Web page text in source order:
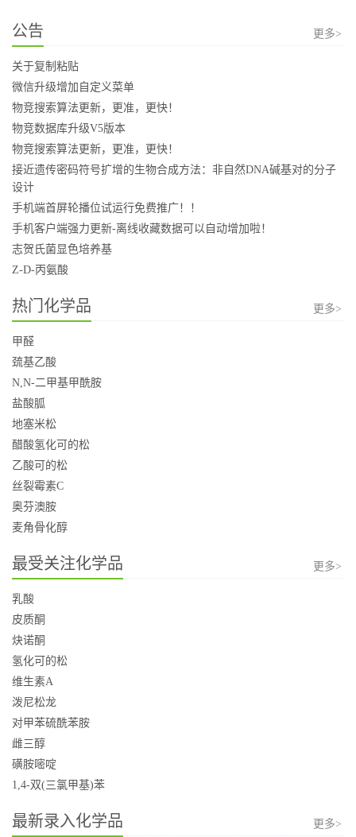
公告 更多>
关于复制粘贴
微信升级增加自定义菜单
物竞搜索算法更新，更准，更快！
物竞数据库升级V5版本
物竞搜索算法更新，更准，更快！
接近遗传密码符号扩增的生物合成方法：非自然DNA碱基对的分子
设计
手机端首屏轮播位试运行免费推广！！
手机客户端强力更新-离线收藏数据可以自动增加啦！
志贺氏菌显色培养基
Z-D-丙氨酸
热门化学品 更多>
甲醛
巯基乙酸
N,N-二甲基甲酰胺
盐酸胍
地塞米松
醋酸氢化可的松
乙酸可的松
丝裂霉素C
奥芬澳胺
麦角骨化醇
最受关注化学品 更多>
乳酸
皮质酮
炔诺酮
氢化可的松
维生素A
泼尼松龙
对甲苯硫酰苯胺
雌三醇
磺胺嘧啶
1,4-双(三氯甲基)苯
最新录入化学品 更多>